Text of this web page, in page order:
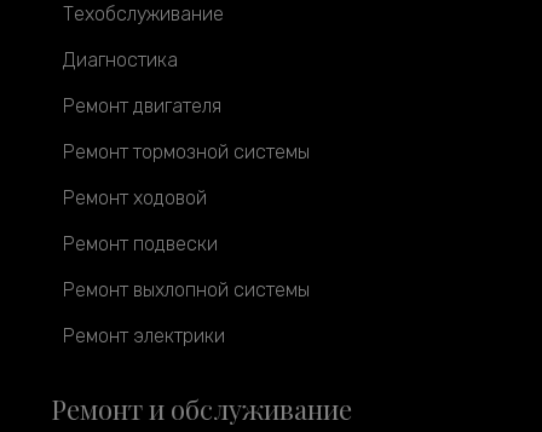
Техобслуживание
Диагностика
Ремонт двигателя
Ремонт тормозной системы
Ремонт ходовой
Ремонт подвески
Ремонт выхлопной системы
Ремонт электрики
Ремонт и обслуживание